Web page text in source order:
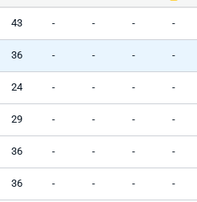
43 - - - -
36 - - - -
24 - - - -
29 - - - -
36 - - - -
36 - - - -